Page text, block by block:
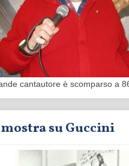
cantautore è scomparso a
mostra su Guccini